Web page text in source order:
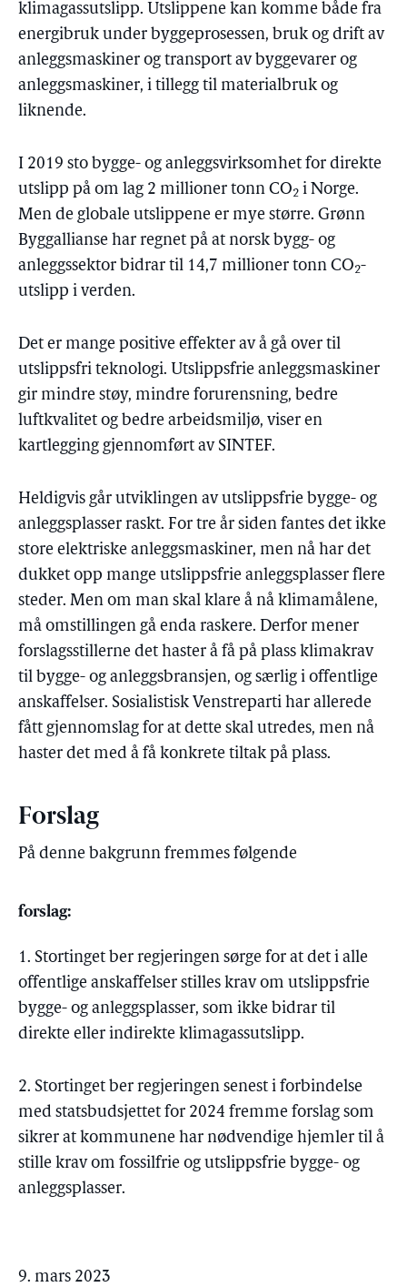
klimagassutslipp. Utslippene kan komme både fra
energibruk under byggeprosessen, bruk og drift av
anleggsmaskiner og transport av byggevarer og
anleggsmaskiner, i tillegg til materialbruk og
liknende.
I 2019 sto bygge- og anleggsvirksomhet for direkte
utslipp på om lag 2 millioner tonn CO2 i Norge.
Men de globale utslippene er mye større. Grønn
Byggallianse har regnet på at norsk bygg- og
anleggssektor bidrar til 14,7 millioner tonn CO2-
utslipp i verden.
Det er mange positive effekter av å gå over til
utslippsfri teknologi. Utslippsfrie anleggsmaskiner
gir mindre støy, mindre forurensning, bedre
luftkvalitet og bedre arbeidsmiljø, viser en
kartlegging gjennomført av SINTEF.
Heldigvis går utviklingen av utslippsfrie bygge- og
anleggsplasser raskt. For tre år siden fantes det ikke
store elektriske anleggsmaskiner, men nå har det
dukket opp mange utslippsfrie anleggsplasser flere
steder. Men om man skal klare å nå klimamålene,
må omstillingen gå enda raskere. Derfor mener
forslagsstillerne det haster å få på plass klimakrav
til bygge- og anleggsbransjen, og særlig i offentlige
anskaffelser. Sosialistisk Venstreparti har allerede
fått gjennomslag for at dette skal utredes, men nå
haster det med å få konkrete tiltak på plass.
Forslag
På denne bakgrunn fremmes følgende
forslag:
1. Stortinget ber regjeringen sørge for at det i alle
offentlige anskaffelser stilles krav om utslippsfrie
bygge- og anleggsplasser, som ikke bidrar til
direkte eller indirekte klimagassutslipp.
2. Stortinget ber regjeringen senest i forbindelse
med statsbudsjettet for 2024 fremme forslag som
sikrer at kommunene har nødvendige hjemler til å
stille krav om fossilfrie og utslippsfrie bygge- og
anleggsplasser.
9. mars 2023